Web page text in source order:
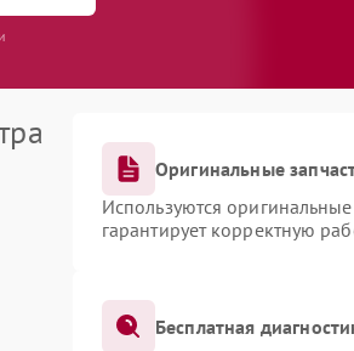
Оригинальные
Используются
гарантирует корректную
Бесплатная